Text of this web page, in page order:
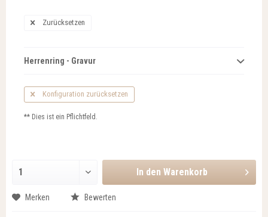
Zurücksetzen
Herrenring - Gravur
Konfiguration zurücksetzen
** Dies ist ein Pflichtfeld.
In den Warenkorb
Merken Bewerten